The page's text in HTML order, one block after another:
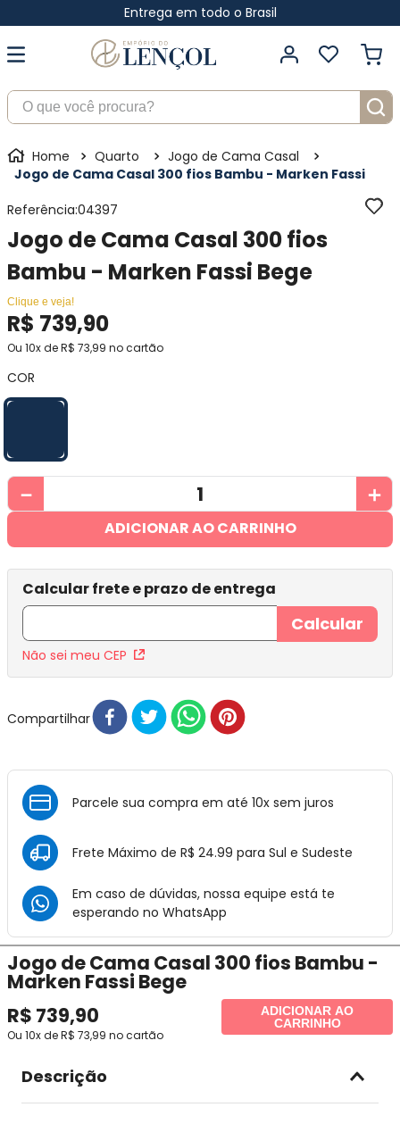
Entrega em todo o Brasil
O que você procura?
Quarto
Jogo de Cama Casal
Jogo de Cama Casal 300 fios Bambu - Marken Fassi
Referência:04397
Jogo de Cama Casal 300 fios
Bambu - Marken Fassi Bege
Clique e veja!
R$ 739,90
Ou 10x deR$ 73,99 no cartão
COR
＋
－
ADICIONAR AO CARRINHO
Não sei meu CEP
Compartilhar
Parcele sua compra em até 10x sem juros
Frete Máximo de R$ 24.99 para Sul e Sudeste
Em caso de dúvidas, nossa equipe está te
esperando no WhatsApp
Jogo de Cama Casal 300 fios Bambu -
Marken Fassi Bege
R$ 739,90
Ou 10x deR$ 73,99 no cartão
ADICIONAR AO
CARRINHO
Descrição